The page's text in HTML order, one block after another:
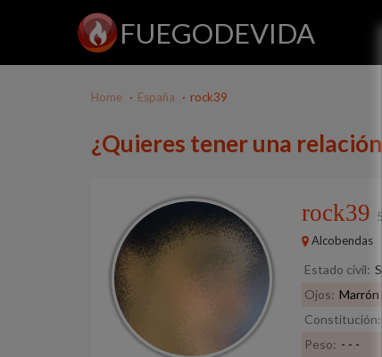
FUEGODEVIDA
Home España rock39
¿Quieres tener una relación
rock39
Alcobendas
Estado civil:
Ojos: Marrón
Constitución:
Peso: - - -